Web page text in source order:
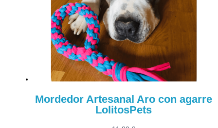
Mordedor Artesanal Aro con agarre
LolitosPets